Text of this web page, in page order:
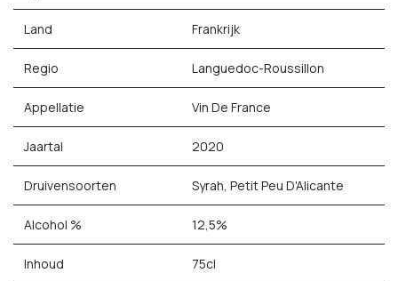
Land Frankrijk
Regio Languedoc-Roussillon
Appellatie Vin De France
Jaartal 2020
Druivensoorten Syrah, Petit Peu D'Alicante
Alcohol % 12,5%
Inhoud 75cl